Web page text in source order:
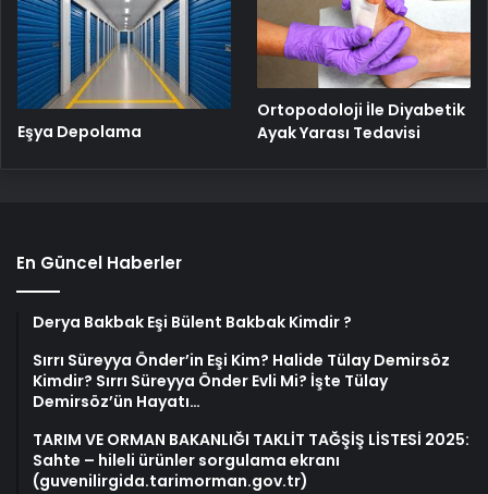
Eşya Depolama
Ortopodoloji İle Diyabetik
Ayak Yarası Tedavisi
En Güncel Haberler
Derya Bakbak Eşi Bülent Bakbak Kimdir ?
Sırrı Süreyya Önder’in Eşi Kim? Halide Tülay Demirsöz
Kimdir? Sırrı Süreyya Önder Evli Mi? İşte Tülay
Demirsöz’ün Hayatı…
TARIM VE ORMAN BAKANLIĞI TAKLİT TAĞŞİŞ LİSTESİ 2025:
Sahte – hileli ürünler sorgulama ekranı
(guvenilirgida.tarimorman.gov.tr)